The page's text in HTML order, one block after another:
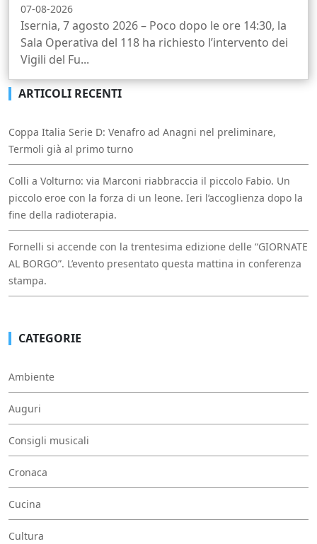
07-08-2026
Isernia, 7 agosto 2026 – Poco dopo le ore 14:30, la
Sala Operativa del 118 ha richiesto l’intervento dei
Vigili del Fu...
ARTICOLI RECENTI
Coppa Italia Serie D: Venafro ad Anagni nel preliminare,
Termoli già al primo turno
Colli a Volturno: via Marconi riabbraccia il piccolo Fabio. Un
piccolo eroe con la forza di un leone. Ieri l’accoglienza dopo la
fine della radioterapia.
Fornelli si accende con la trentesima edizione delle “GIORNATE
AL BORGO”. L’evento presentato questa mattina in conferenza
stampa.
CATEGORIE
Ambiente
Auguri
Consigli musicali
Cronaca
Cucina
Cultura